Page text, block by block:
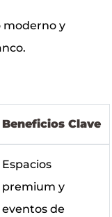
moderno y
Beneficios Clave
Espacios
premium y
eventos de